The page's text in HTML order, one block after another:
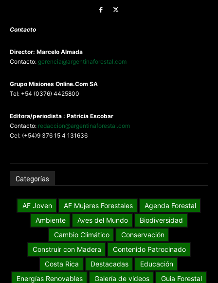
Contacto
Director: Marcelo Almada
Contacto: gerencia@argentinaforestal.com
Grupo Misiones Online.Com SA
Tel: +54 (0376) 4425800
Editora/periodista : Patricia Escobar
Contacto: redaccion@argentinaforestal.com
Cel: (+54)9 376 15 4 131636
Categorías
AF Joven AF Mujeres Forestales
Agenda Forestal
Ambiente
Aves del Mundo
Biodiversidad
Cambio Climático
Conservación
Construir con Madera
Contenido Patrocinado
Costa Rica
Destacadas
Educación
Energías Renovables
Galería de videos
Guia Forestal